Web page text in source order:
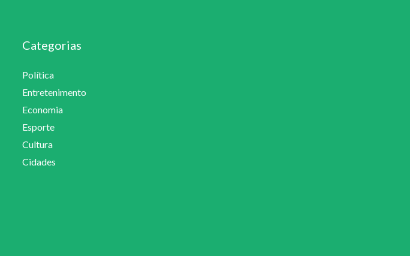
Categorias
Política
Entretenimento
Economia
Esporte
Cultura
Cidades